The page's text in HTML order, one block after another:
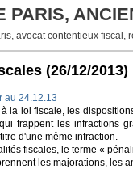
PARIS,
avocat contentieux fiscal,
(26/12/2013)
au 24.12.13
la loi fiscale, les
frappent les infractions
d'une même infraction.
fiscales, le terme «
les majorations, les